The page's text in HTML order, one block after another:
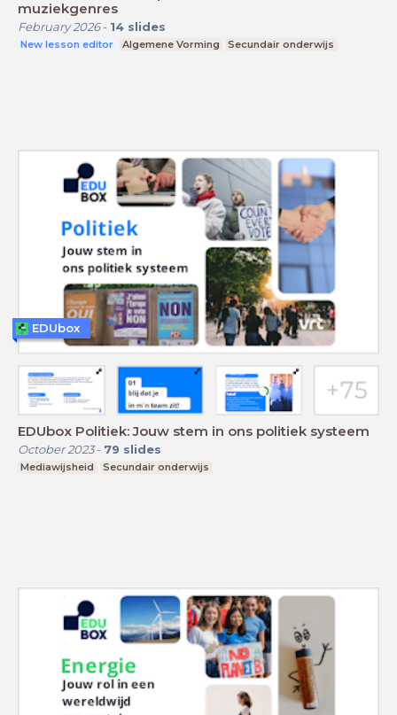
muziekgenres
February 2026- 14 slides
New lesson editor Algemene Vorming Secundair onderwijs
EDUbox Politiek: Jouw stem in ons politiek systeem
October 2023- 79 slides
Mediawijsheid Secundair onderwijs
EDUbox